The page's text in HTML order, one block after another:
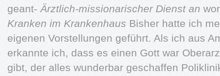
geant- Ärztlich-missionarischer Dienst an
Kranken im Krankenhaus Bisher hatte ich
eigenen Vorstellungen geführt. Als ich aus
erkannte ich, dass es einen Gott war
gibt, der alles wunderbar geschaffen